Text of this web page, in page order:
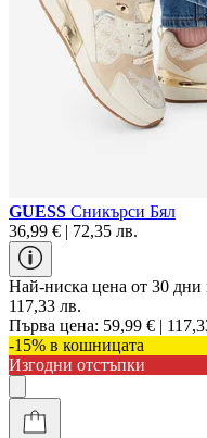
GUESS Сникърси Бял
36,99 € | 72,35 лв.
Най-ниска цена от 30 дни
117,33 лв.
Първа цена: 59,99 € |
-15% в кошницата
Изгодни отстъпки